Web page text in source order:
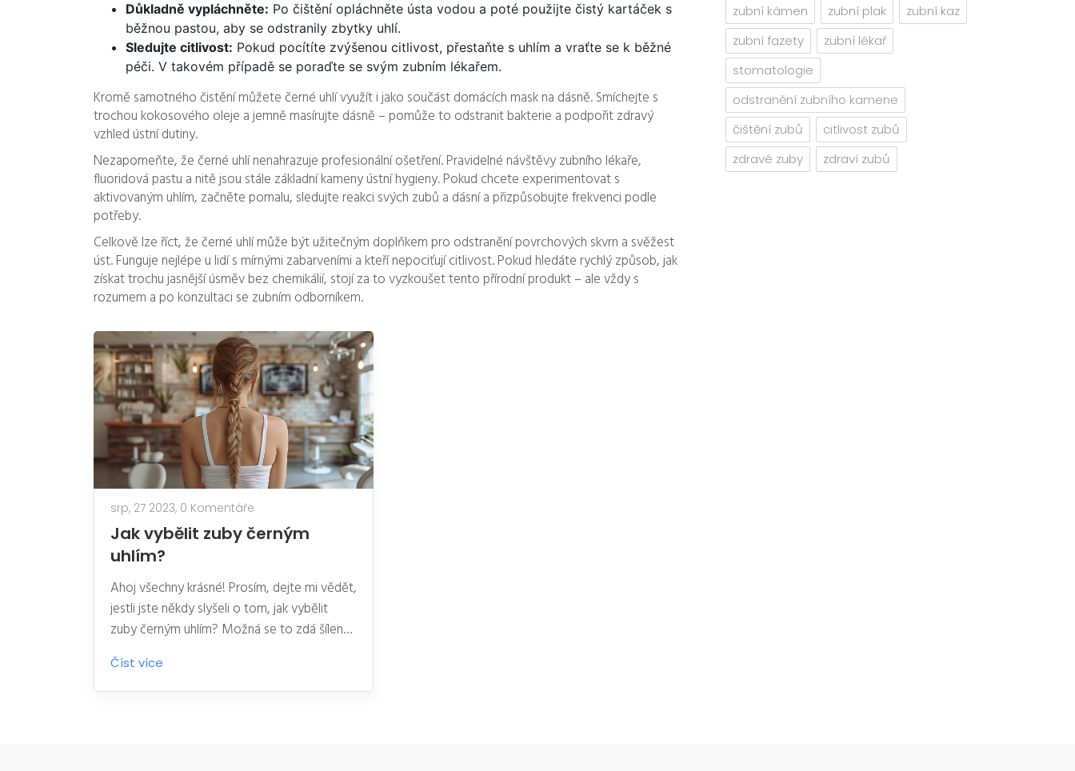
Důkladně vypláchněte: Po čištění opláchněte ústa vodou a poté použijte čistý kartáček s
běžnou pastou, aby se odstranily zbytky uhlí.
Sledujte citlivost: Pokud pocítíte zvýšenou citlivost, přestaňte s uhlím a vraťte se k běžné
péči. V takovém případě se poraďte se svým zubním lékařem.
Kromě samotného čistění můžete černé uhlí využít i jako součást domácích mask na dásně. Smíchejte s
trochou kokosového oleje a jemně masírujte dásně – pomůže to odstranit bakterie a podpořit zdravý
vzhled ústní dutiny.
Nezapomeňte, že černé uhlí nenahrazuje profesionální ošetření. Pravidelné návštěvy zubního lékaře,
fluoridová pastu a nitě jsou stále základní kameny ústní hygieny. Pokud chcete experimentovat s
aktivovaným uhlím, začněte pomalu, sledujte reakci svých zubů a dásní a přizpůsobujte frekvenci podle
potřeby.
Celkově lze říct, že černé uhlí může být užitečným doplňkem pro odstranění povrchových skvrn a svěžest
úst. Funguje nejlépe u lidí s mírnými zabarveními a kteří nepociťují citlivost. Pokud hledáte rychlý způsob, jak
získat trochu jasnější úsměv bez chemikálií, stojí za to vyzkoušet tento přírodní produkt – ale vždy s
rozumem a po konzultaci se zubním odborníkem.
srp, 27 2023, 0 Komentáře
Jak vybělit zuby černým
uhlím?
Ahoj všechny krásné! Prosím, dejte mi vědět,
jestli jste někdy slyšeli o tom, jak vybělit
zuby černým uhlím? Možná se to zdá šílené,
ale já vám ukážu, že to opravdu funguje! Ve
svém nejnovějším článku se vám pokusím
podrobně vysvětlit celý proces a sdílet své
Číst více
zubní kámen
zubní plak
zubní kaz
zubní fazety
zubní lékař
stomatologie
odstranění zubního kamene
čištění zubů
citlivost zubů
zdravé zuby
zdraví zubů